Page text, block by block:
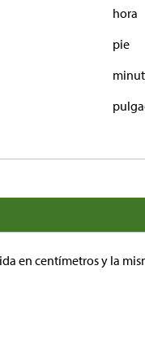
hora
pie
en centímetros y la